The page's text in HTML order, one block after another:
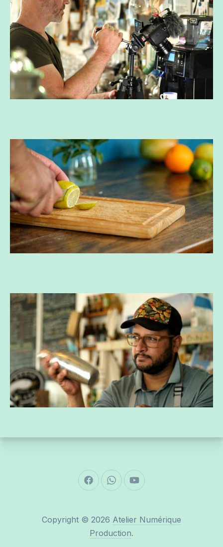
New Window
New WindowNew Window
Copyright © 2026 Atelier Numérique
Production.